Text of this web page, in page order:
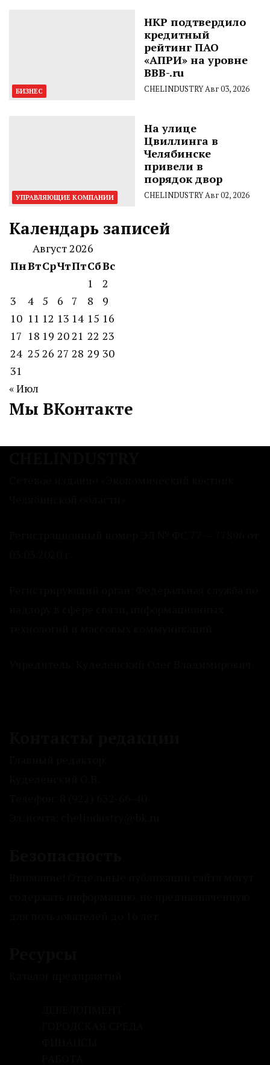
БИЗНЕС
НКР подтвердило
кредитный
рейтинг ПАО
«АПРИ» на уровне
BBB-.ru
CHELINDUSTRYАвг 03, 2026
УПРАВЛЯЮЩИЕ КОМПАНИИ
На улице
Цвиллинга в
Челябинске
привели в
порядок двор
CHELINDUSTRYАвг 02, 2026
Календарь записей
Август 2026
ПнВтСрЧтПтСбВс
1
2
3
4 5 6 7 8
9
10 11 12 13 14 15 16
17 18 19 2021 22 23
24 25 26 27 28 29 30
31
« Июл
Мы ВКонтакте